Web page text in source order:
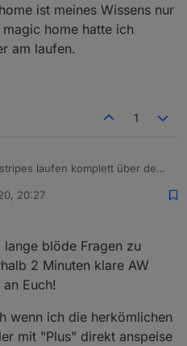
ist meines Wissens nur
home hatte ich
am laufen.
1
Controller übernimmt hier nur
20:27
blöde Fragen zu
2 Minuten klare AW
Euch!
wenn ich die herkömlichen
mit "Plus" direkt anspeise